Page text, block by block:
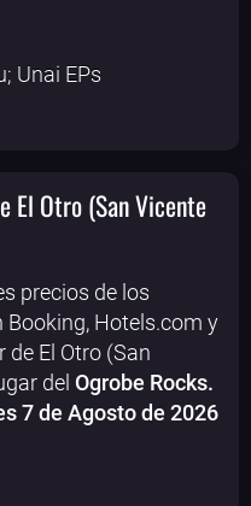
Unai EPs
El Otro (San Vicente
precios de los
Hotels.com y
El Otro (San
del Ogrobe Rocks.
7 de Agosto de 2026